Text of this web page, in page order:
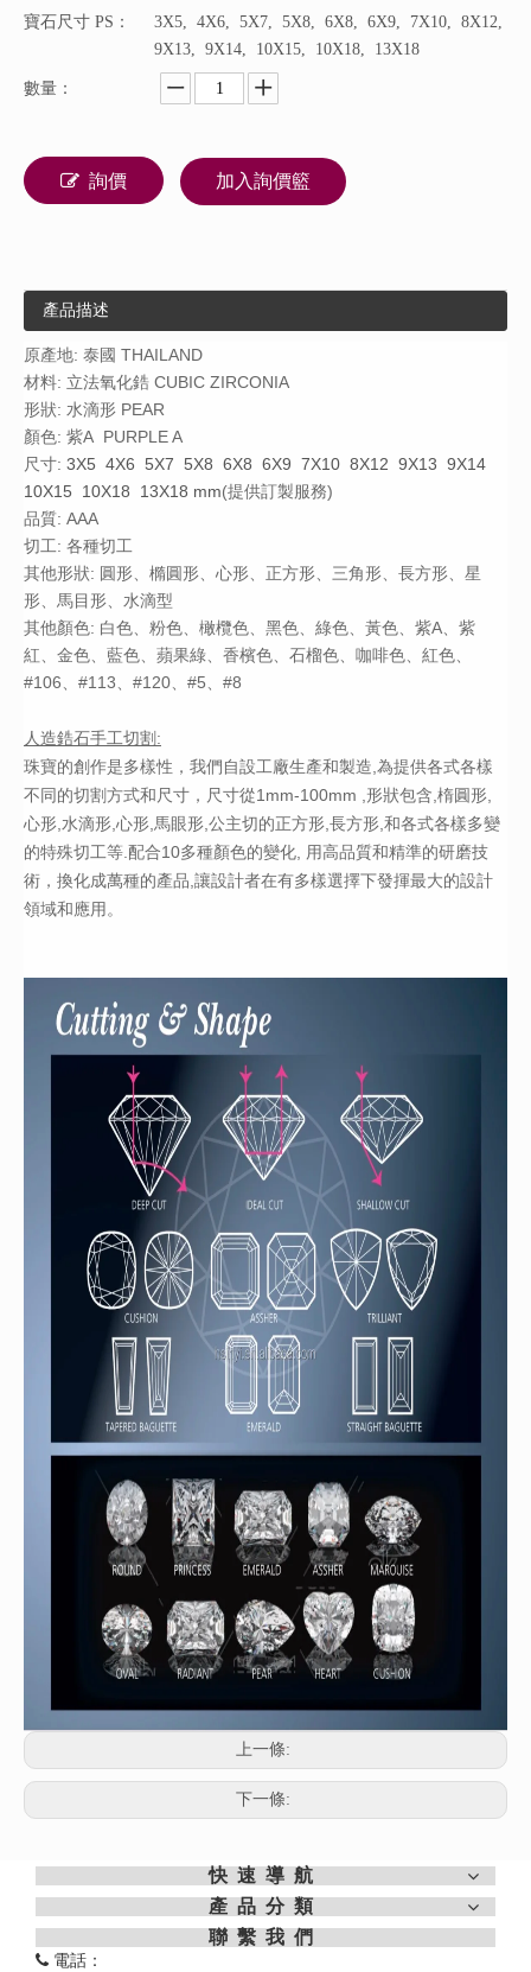
寶石尺寸 PS：
3X5, 4X6, 5X7, 5X8, 6X8, 6X9, 7X10, 8X12,
9X13, 9X14, 10X15, 10X18, 13X18
數量：
詢價 加入詢價籃
產品描述
原產地: 泰國 THAILAND
材料: 立法氧化鋯 CUBIC ZIRCONIA
形狀: 水滴形 PEAR
顏色: 紫A PURPLE A
尺寸: 3X5 4X6 5X7 5X8 6X8 6X9 7X10 8X12 9X13 9X14
10X15 10X18 13X18 mm(提供訂製服務)
品質: AAA
切工: 各種切工
其他形狀: 圓形、橢圓形、心形、正方形、三角形、長方形、星
形、馬目形、水滴型
其他顏色: 白色、粉色、橄欖色、黑色、綠色、黃色、紫A、紫
紅、金色、藍色、蘋果綠、香檳色、石榴色、咖啡色、紅色、
#106、#113、#120、#5、#8
人造鋯石手工切割:
珠寶的創作是多樣性，我們自設工廠生產和製造,為提供各式各樣
不同的切割方式和尺寸，尺寸從1mm-100mm ,形狀包含,楕圓形,
心形,水滴形,心形,馬眼形,公主切的正方形,長方形,和各式各樣多變
的特殊切工等.配合10多種顏色的變化, 用高品質和精準的研磨技
術，換化成萬種的產品,讓設計者在有多樣選擇下發揮最大的設計
領域和應用。
上一條:
下一條:
快速導航
產品分類
聯繫我們
 電話：